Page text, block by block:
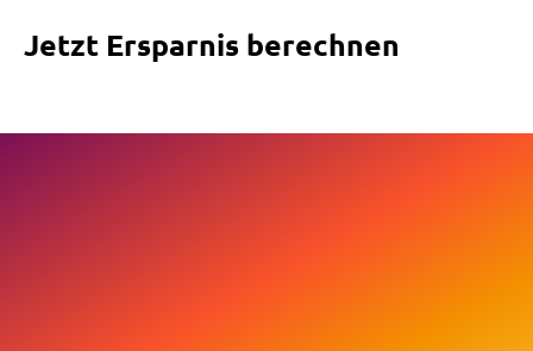
Jetzt Ersparnis berechnen